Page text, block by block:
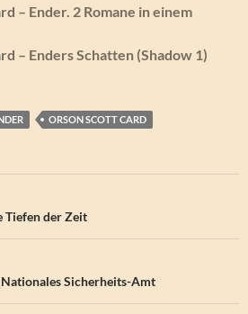
– Ender. 2 Romane in einem
– Enders Schatten (Shadow 1)
ORSON SCOTT CARD
Tiefen der Zeit
Sicherheits-Amt